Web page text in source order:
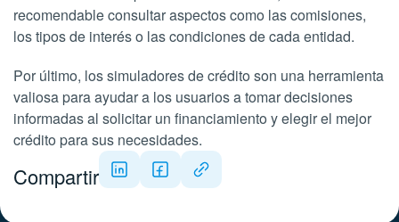
recomendable consultar aspectos como las comisiones,
los tipos de interés o las condiciones de cada entidad.
Por último, los simuladores de crédito son una herramienta
valiosa para ayudar a los usuarios a tomar decisiones
informadas al solicitar un financiamiento y elegir el mejor
crédito para sus necesidades.
Compartir